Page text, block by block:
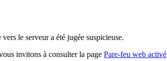
le serveur a été jugée suspicieuse.
invitons à consulter la page Pare-feu web activé